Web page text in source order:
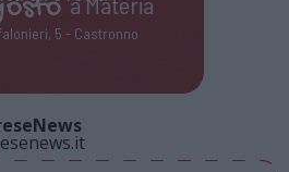
5 - Castronno